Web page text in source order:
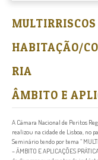
MULTIRRISCOS
HABITAÇÃO/
RIA
ÂMBITO E
A Câmara Nacional de Peritos
realizou na cidade de Lisboa, no
Seminário tendo por tema “
– ÂMBITO E APLICAÇÕES